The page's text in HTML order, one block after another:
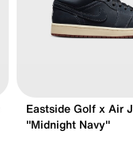
Eastside Golf x Air
"Midnight Navy"